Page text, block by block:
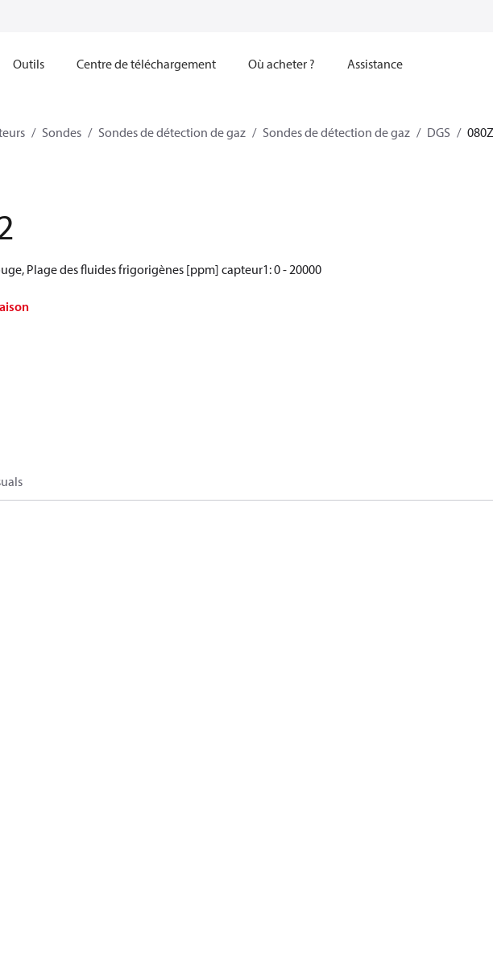
Outils Centre de téléchargement Où acheter ? Assistance
Sondes Sondes de détection de gaz Sondes de détection de gaz DGS
Plage des fluides frigorigènes [ppm] capteur1: 0 - 20000